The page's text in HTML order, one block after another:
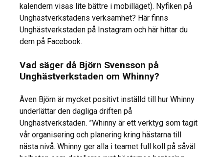
kalendern visas lite bättre i mobilläget). Nyfiken på
Unghästverkstadens verksamhet? Här finns
Unghästverkstaden på Instagram och här hittar du
dem på Facebook.
Vad säger då Björn Svensson på
Unghästverkstaden om Whinny?
Även Björn är mycket positivt inställd till hur Whinny
underlättar den dagliga driften på
Unghästverkstaden. ”Whinny är ett verktyg som tagit
vår organisering och planering kring hästarna till
nästa nivå. Whinny ger alla i teamet full koll på såväl